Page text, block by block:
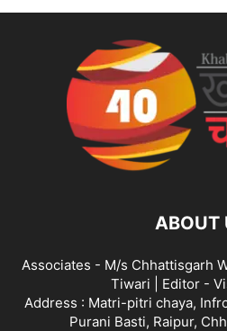
ABOUT
Associates - M/s Chhattisgarh
Tiwari | Editor -
Address : Matri-pitri chaya,
Purani Basti, Raipur,